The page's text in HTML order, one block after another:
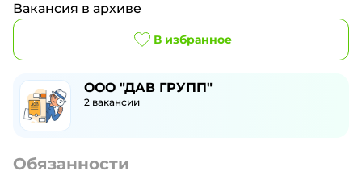
Вакансия в архиве
В избранное
ООО "ДАВ ГРУПП"
2 вакансии
Обязанности